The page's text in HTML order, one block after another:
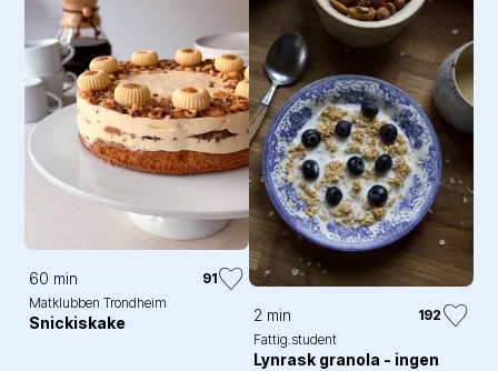
60 min
91
Matklubben Trondheim
Snickiskake 2 min
192
Fattig.student
Lynrask granola - ingen